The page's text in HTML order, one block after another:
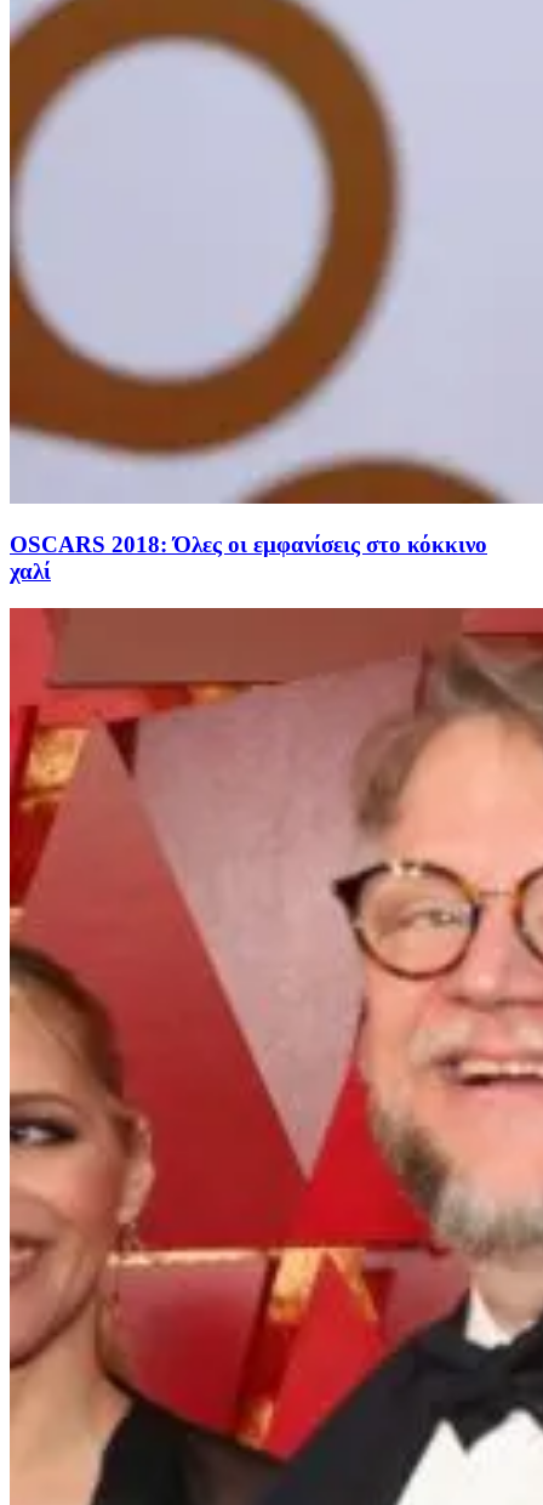
OSCARS 2018: Όλες οι εμφανίσεις στο κόκκινο
χαλί